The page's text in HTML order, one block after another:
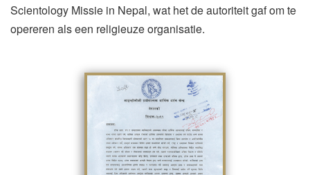
Scientology Missie in Nepal, wat het de autoriteit gaf om te
opereren als een religieuze organisatie.